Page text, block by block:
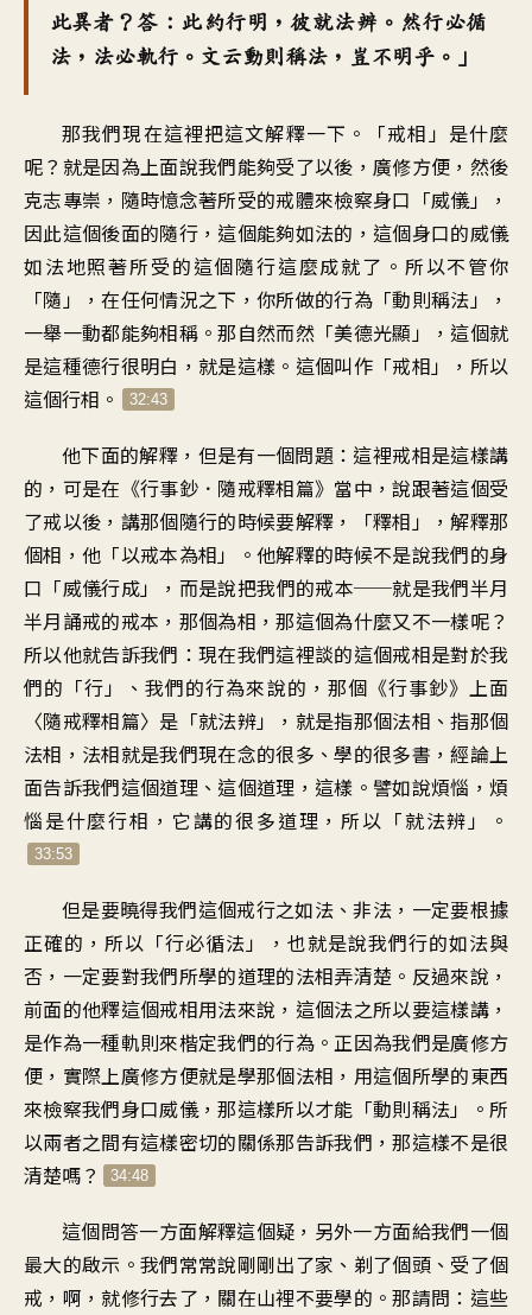
此異者？答：此約行明，彼就法辨。然行必循
法，法必軌行。文云動則稱法，豈不明乎。」
那我們現在這裡把這文解釋一下。「戒相」是什麼
呢？就是因為上面說我們能夠受了以後，廣修方便，然後
克志專崇，隨時憶念著所受的戒體來檢察身口「威儀」，
因此這個後面的隨行，這個能夠如法的，這個身口的威儀
如法地照著所受的這個隨行這麼成就了。所以不管你
「隨」，在任何情況之下，你所做的行為「動則稱法」，
一舉一動都能夠相稱。那自然而然「美德光顯」，這個就
是這種德行很明白，就是這樣。這個叫作「戒相」，所以
這個行相。
32:43
他下面的解釋，但是有一個問題：這裡戒相是這樣講
的，可是在《行事鈔．隨戒釋相篇》當中，說跟著這個受
了戒以後，講那個隨行的時候要解釋，「釋相」，解釋那
個相，他「以戒本為相」。他解釋的時候不是說我們的身
口「威儀行成」，而是說把我們的戒本──就是我們半月
半月誦戒的戒本，那個為相，那這個為什麼又不一樣呢？
所以他就告訴我們：現在我們這裡談的這個戒相是對於我
們的「行」、我們的行為來說的，那個《行事鈔》上面
〈隨戒釋相篇〉是「就法辨」，就是指那個法相、指那個
法相，法相就是我們現在念的很多、學的很多書，經論上
面告訴我們這個道理、這個道理，這樣。譬如說煩惱，煩
惱是什麼行相，它講的很多道理，所以「就法辨」。
33:53
但是要曉得我們這個戒行之如法、非法，一定要根據
正確的，所以「行必循法」，也就是說我們行的如法與
否，一定要對我們所學的道理的法相弄清楚。反過來說，
前面的他釋這個戒相用法來說，這個法之所以要這樣講，
是作為一種軌則來楷定我們的行為。正因為我們是廣修方
便，實際上廣修方便就是學那個法相，用這個所學的東西
來檢察我們身口威儀，那這樣所以才能「動則稱法」。所
以兩者之間有這樣密切的關係那告訴我們，那這樣不是很
清楚嗎？
34:48
這個問答一方面解釋這個疑，另外一方面給我們一個
最大的啟示。我們常常說剛剛出了家、剃了個頭、受了個
戒，啊，就修行去了，關在山裡不要學的。那請問：這些